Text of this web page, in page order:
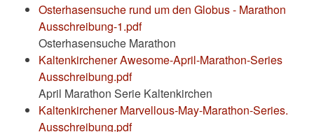
Osterhasensuche rund um den Globus - Marathon
Ausschreibung-1.pdf
Osterhasensuche Marathon
Kaltenkirchener Awesome-April-Marathon-Series
Ausschreibung.pdf
April Marathon Serie Kaltenkirchen
Kaltenkirchener Marvellous-May-Marathon-Series.
Ausschreibung.pdf